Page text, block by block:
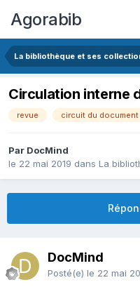
Agorabib
La bibliothèque et ses
Circulation interne
revue circuit du document
Par DocMind
le 22 mai 2019 dans La
DocMind
Posté(e) le 22 mai